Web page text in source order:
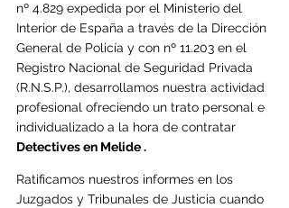
nº 4.829 expedida por el Ministerio del
Interior de España a través de la Dirección
General de Policía y con nº 11.203 en el
Registro Nacional de Seguridad Privada
(R.N.S.P.), desarrollamos nuestra actividad
profesional ofreciendo un trato personal e
individualizado a la hora de contratar
Detectives en Melide .
Ratificamos nuestros informes en los
Juzgados y Tribunales de Justicia cuando